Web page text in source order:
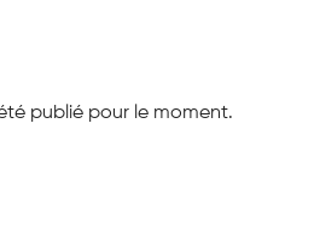
publié pour le moment.